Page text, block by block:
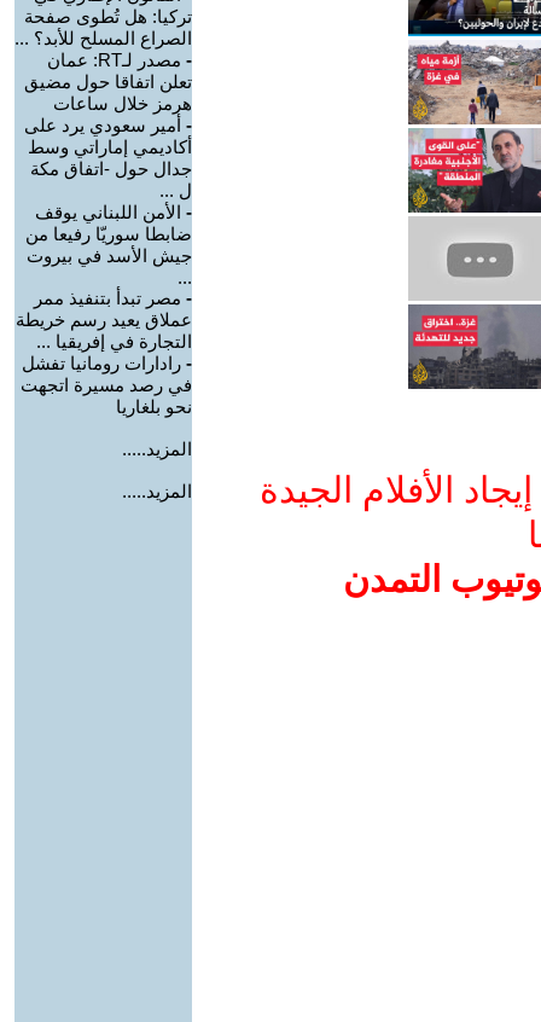
الأفلام الجيدة
التمدن
تركيا: هل تُطوى صفحة
الصراع المسلح للأبد؟ ...
-
مصدر لـRT: عمان
تعلن اتفاقا حول مضيق
هرمز خلال ساعات
- أمير سعودي يرد على
أكاديمي إماراتي وسط
جدال حول -اتفاق مكة
ل ...
- الأمن اللبناني يوقف
ضابطا سوريّا رفيعا من
جيش الأسد في بيروت
...
- مصر تبدأ بتنفيذ ممر
عملاق يعيد رسم خريطة
التجارة في إفريقيا ...
- رادارات رومانيا تفشل
في رصد مسيرة اتجهت
نحو بلغاريا
المزيد.....
المزيد.....